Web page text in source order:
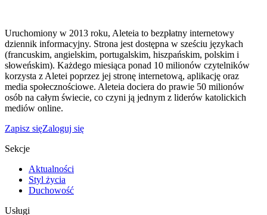
Uruchomiony w 2013 roku, Aleteia to bezpłatny internetowy
dziennik informacyjny. Strona jest dostępna w sześciu językach
(francuskim, angielskim, portugalskim, hiszpańskim, polskim i
słoweńskim). Każdego miesiąca ponad 10 milionów czytelników
korzysta z Aletei poprzez jej stronę internetową, aplikację oraz
media społecznościowe. Aleteia dociera do prawie 50 milionów
osób na całym świecie, co czyni ją jednym z liderów katolickich
mediów online.
Zapisz sięZaloguj się
Sekcje
Aktualności
Styl życia
Duchowość
Usługi